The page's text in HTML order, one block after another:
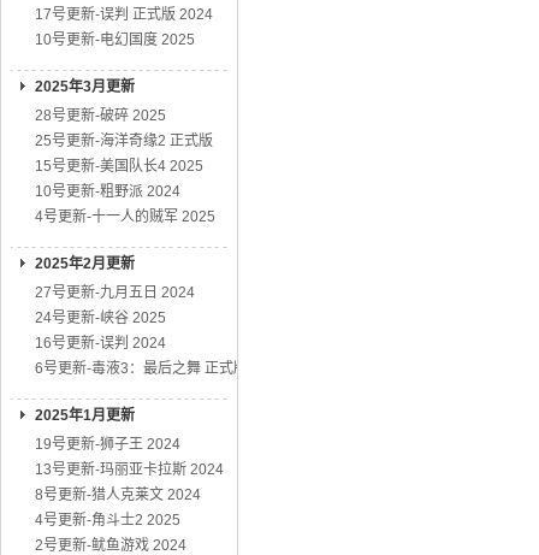
17号更新-误判 正式版 2024
10号更新-电幻国度 2025
2025年3月更新
28号更新-破碎 2025
25号更新-海洋奇缘2 正式版
15号更新-美国队长4 2025
10号更新-粗野派 2024
4号更新-十一人的贼军 2025
2025年2月更新
27号更新-九月五日 2024
24号更新-峡谷 2025
16号更新-误判 2024
6号更新-毒液3：最后之舞 正式版
2025年1月更新
19号更新-狮子王 2024
13号更新-玛丽亚卡拉斯 2024
8号更新-猎人克莱文 2024
4号更新-角斗士2 2025
2号更新-鱿鱼游戏 2024